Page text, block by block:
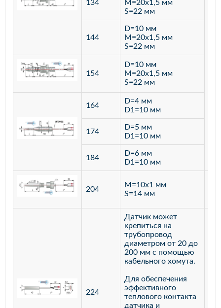
134
M=20х1,5 мм
S=22 мм
144
D=10 мм
M=20х1,5 мм
S=22 мм
154
D=10 мм
M=20х1,5 мм
S=22 мм
164
D=4 мм
D1=10 мм
174
D=5 мм
D1=10 мм
184
D=6 мм
D1=10 мм
204
M=10х1 мм
S=14 мм
224
Датчик может
крепиться на
трубопровод
диаметром от 20 до
200 мм с помощью
кабельного хомута.
Для обеспечения
эффективного
теплового контакта
датчика и